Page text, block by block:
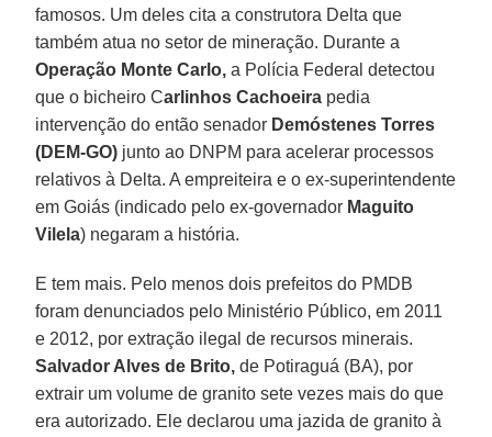
famosos. Um deles cita a construtora Delta que
também atua no setor de mineração. Durante a
Operação Monte Carlo, a Polícia Federal detectou
que o bicheiro Carlinhos Cachoeira pedia
intervenção do então senador Demóstenes Torres
(DEM-GO) junto ao DNPM para acelerar processos
relativos à Delta. A empreiteira e o ex-superintendente
em Goiás (indicado pelo ex-governador Maguito
Vilela) negaram a história.
E tem mais. Pelo menos dois prefeitos do PMDB
foram denunciados pelo Ministério Público, em 2011
e 2012, por extração ilegal de recursos minerais.
Salvador Alves de Brito, de Potiraguá (BA), por
extrair um volume de granito sete vezes mais do que
era autorizado. Ele declarou uma jazida de granito à